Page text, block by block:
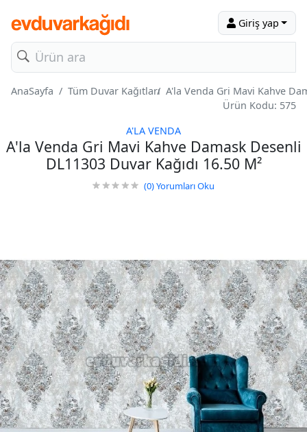
Giriş yap
AnaSayfa Tüm Duvar Kağıtları A'la Venda Gri Mavi Kahve
Ürün Kodu: 575
A'LA VENDA
A'la Venda Gri Mavi Kahve Damask Desenli
DL11303 Duvar Kağıdı 16.50 M²
(0)Yorumları Oku